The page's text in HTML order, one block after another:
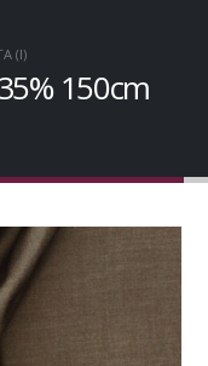
(I)
150cm